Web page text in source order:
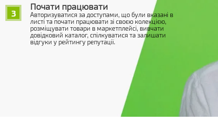
3
Почати працювати
Авторизуватися за доступами, що були вказані в
листі та почати працювати зі своєю колекцією,
розміщувати товари в маркетплейсі, вивчати
довідковий каталог, спілкуватися та залишати
відгуки у рейтингу репутації.